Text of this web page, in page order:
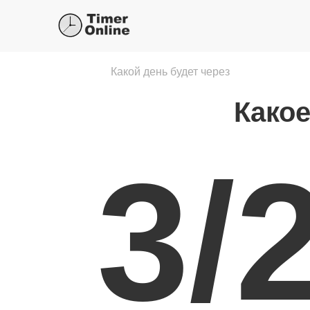
Какой день будет через
3/